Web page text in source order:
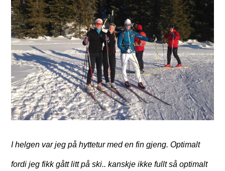
I helgen var jeg på hyttetur med en fin gjeng. Optimalt
fordi jeg fikk gått litt på ski.. kanskje ikke fullt så optimalt